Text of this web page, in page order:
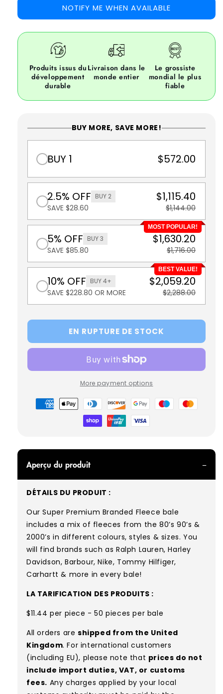
NOTIFY ME WHEN AVAILABLE
Produits issus du
développement
durable
Livraison dans le
monde entier
Le grossiste
mondial le plus
fiable
BUY MORE, SAVE MORE!
BUY 1 $572.00
2.5% OFF BUY 2
SAVE $28.60
$1,115.40
$1,144.00
MOST POPULAR!
5% OFF BUY 3
SAVE $85.80
$1,630.20
$1,716.00
BEST VALUE!
10% OFF BUY 4+
SAVE $228.80 OR MORE
$2,059.20
$2,288.00
EN RUPTURE DE STOCK
More payment options
Modes
de
Aperçu du produit
DÉTAILS DU PRODUIT :
Our Super Premium Branded Fleece bale
includes a mix of fleeces from the 80’s 90’s &
2000’s in different colours, styles & sizes. You
will find brands such as Ralph Lauren, Harley
Davidson, Barbour, Nike, Tommy Hilfiger,
Carhartt & more in every bale!
LA TARIFICATION DES PRODUITS :
$11.44 per piece - 50 pieces per bale
All orders are shipped from the United
Kingdom. For international customers
(including EU), please note that prices do not
include import duties, VAT, or customs
fees. Any charges applied by your local